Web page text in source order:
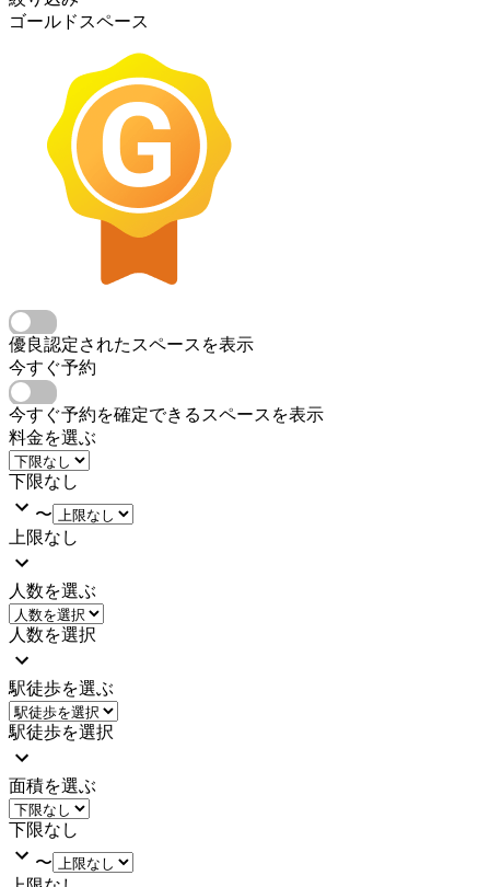
ゴールドスペース
優良認定されたスペースを表示
今すぐ予約
今すぐ予約を確定できるスペースを表示
料金を選ぶ
下限なし
〜
上限なし
人数を選ぶ
人数を選択
駅徒歩を選ぶ
駅徒歩を選択
面積を選ぶ
下限なし
〜